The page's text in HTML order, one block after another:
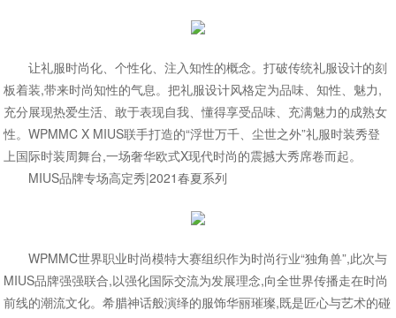
让礼服时尚化、个性化、注入知性的概念。打破传统礼服设计的刻
板着装,带来时尚知性的气息。把礼服设计风格定为品味、知性、魅力,
充分展现热爱生活、敢于表现自我、懂得享受品味、充满魅力的成熟女
性。WPMMC X MIUS联手打造的“浮世万千、尘世之外”礼服时装秀登
上国际时装周舞台,一场奢华欧式X现代时尚的震撼大秀席卷而起。
MIUS品牌专场高定秀|2021春夏系列
WPMMC世界职业时尚模特大赛组织作为时尚行业“独角兽”,此次与
MIUS品牌强强联合,以强化国际交流为发展理念,向全世界传播走在时尚
前线的潮流文化。希腊神话般演绎的服饰华丽璀璨,既是匠心与艺术的碰